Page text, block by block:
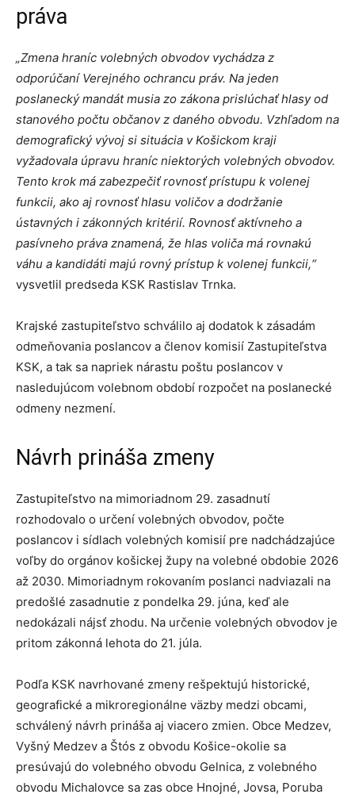
práva
„Zmena hraníc volebných obvodov vychádza z
odporúčaní Verejného ochrancu práv. Na jeden
poslanecký mandát musia zo zákona prislúchať hlasy od
stanového počtu občanov z daného obvodu. Vzhľadom na
demografický vývoj si situácia v Košickom kraji
vyžadovala úpravu hraníc niektorých volebných obvodov.
Tento krok má zabezpečiť rovnosť prístupu k volenej
funkcii, ako aj rovnosť hlasu voličov a dodržanie
ústavných i zákonných kritérií. Rovnosť aktívneho a
pasívneho práva znamená, že hlas voliča má rovnakú
váhu a kandidáti majú rovný prístup k volenej funkcii,“
vysvetlil predseda KSK Rastislav Trnka.
Krajské zastupiteľstvo schválilo aj dodatok k zásadám
odmeňovania poslancov a členov komisií Zastupiteľstva
KSK, a tak sa napriek nárastu poštu poslancov v
nasledujúcom volebnom období rozpočet na poslanecké
odmeny nezmení.
Návrh prináša zmeny
Zastupiteľstvo na mimoriadnom 29. zasadnutí
rozhodovalo o určení volebných obvodov, počte
poslancov i sídlach volebných komisií pre nadchádzajúce
voľby do orgánov košickej župy na volebné obdobie 2026
až 2030. Mimoriadnym rokovaním poslanci nadviazali na
predošlé zasadnutie z pondelka 29. júna, keď ale
nedokázali nájsť zhodu. Na určenie volebných obvodov je
pritom zákonná lehota do 21. júla.
Podľa KSK navrhované zmeny rešpektujú historické,
geografické a mikroregionálne väzby medzi obcami,
schválený návrh prináša aj viacero zmien. Obce Medzev,
Vyšný Medzev a Štós z obvodu Košice-okolie sa
presúvajú do volebného obvodu Gelnica, z volebného
obvodu Michalovce sa zas obce Hnojné, Jovsa, Poruba